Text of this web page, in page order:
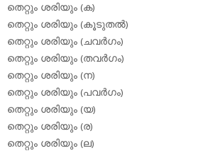
തെറ്റും ശരിയും (ക)
തെറ്റും ശരിയും (കൂടുതല്‍)
തെറ്റും ശരിയും (ചവര്‍ഗം)
തെറ്റും ശരിയും (തവര്‍ഗം)
തെറ്റും ശരിയും (ന)
തെറ്റും ശരിയും (പവര്‍ഗം)
തെറ്റും ശരിയും (യ)
തെറ്റും ശരിയും (ര)
തെറ്റും ശരിയും (ല)